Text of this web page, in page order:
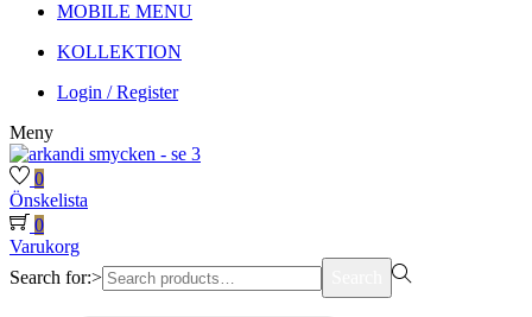
MOBILE MENU
KOLLEKTION
Login / Register
Meny
0
Önskelista
0
Varukorg
Search for:>